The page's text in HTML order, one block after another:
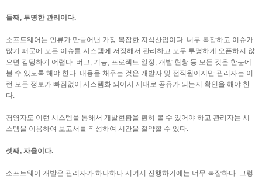
둘째, 투명한 관리이다.
소프트웨어는 인류가 만들어낸 가장 복잡한 지식산업이다. 너무 복잡하고 이슈가
많기 때문에 모든 이슈를 시스템에 저장해서 관리하고 모두 투명하게 오픈하지 않
으면 감당하기 어렵다. 버그, 기능, 프로젝트 일정, 개발 현황 등 모든 것은 한눈에
볼 수 있도록 해야 한다. 내용을 채우는 것은 개발자 및 전직원이지만 관리자는 이
런 모든 정보가 빠짐없이 시스템화 되어서 제대로 공유가 되는지 확인을 해야 한
다.
경영자도 이런 시스템을 통해서 개발현황을 훤히 볼 수 있어야 하고 관리자는 시
스템을 이용하여 보고서를 작성하여 시간을 절약할 수 있다.
셋째, 자율이다.
소프트웨어 개발은 관리자가 하나하나 시켜서 진행하기에는 너무 복잡하다. 그렇